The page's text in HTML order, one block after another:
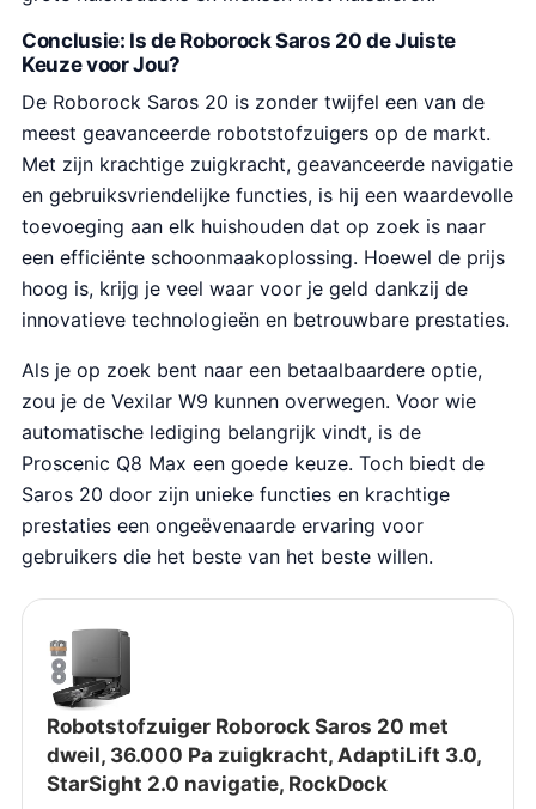
Conclusie: Is de Roborock Saros 20 de Juiste
Keuze voor Jou?
De Roborock Saros 20 is zonder twijfel een van de
meest geavanceerde robotstofzuigers op de markt.
Met zijn krachtige zuigkracht, geavanceerde navigatie
en gebruiksvriendelijke functies, is hij een waardevolle
toevoeging aan elk huishouden dat op zoek is naar
een efficiënte schoonmaakoplossing. Hoewel de prijs
hoog is, krijg je veel waar voor je geld dankzij de
innovatieve technologieën en betrouwbare prestaties.
Als je op zoek bent naar een betaalbaardere optie,
zou je de Vexilar W9 kunnen overwegen. Voor wie
automatische lediging belangrijk vindt, is de
Proscenic Q8 Max een goede keuze. Toch biedt de
Saros 20 door zijn unieke functies en krachtige
prestaties een ongeëvenaarde ervaring voor
gebruikers die het beste van het beste willen.
Robotstofzuiger Roborock Saros 20 met
dweil, 36.000 Pa zuigkracht, AdaptiLift 3.0,
StarSight 2.0 navigatie, RockDock